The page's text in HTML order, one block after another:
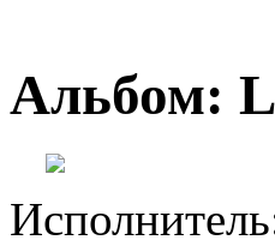
Альбом: